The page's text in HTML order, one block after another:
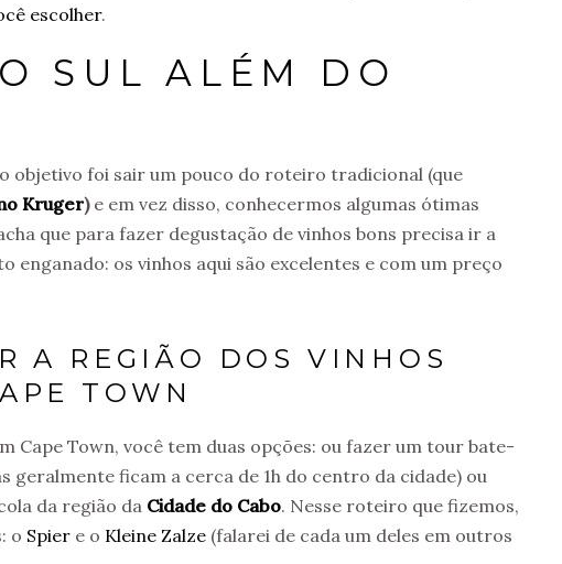
escolher.
SUL ALÉM DO
objetivo foi sair um pouco do roteiro tradicional (que
Kruger) e em vez disso, conhecermos algumas ótimas
que para fazer degustação de vinhos bons precisa ir a
enganado: os vinhos aqui são excelentes e com um preço
A REGIÃO DOS VINHOS
TOWN
Cape Town, você tem duas opções: ou fazer um tour bate-
geralmente ficam a cerca de 1h do centro da cidade) ou
da região da Cidade do Cabo. Nesse roteiro que fizemos,
o Spier e o Kleine Zalze (falarei de cada um deles em outros